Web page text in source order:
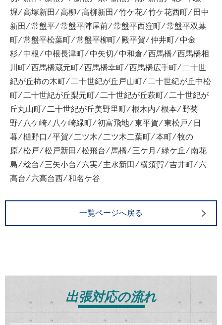
堀 ⁄ 高塚新田 ⁄ 高柳 ⁄ 高柳新田 ⁄ 竹ケ花 ⁄ 竹ケ花西町 ⁄ 田中
新田 ⁄ 常盤平 ⁄ 常盤平陣屋前 ⁄ 常盤平西窪町 ⁄ 常盤平双葉
町 ⁄ 常盤平松葉町 ⁄ 常盤平柳町 ⁄ 殿平賀 ⁄ 仲井町 ⁄ 中金
杉 ⁄ 中根 ⁄ 中根長津町 ⁄ 中矢切 ⁄ 中和倉 ⁄ 西馬橋 ⁄ 西馬橋相
川町 ⁄ 西馬橋蔵元町 ⁄ 西馬橋幸町 ⁄ 西馬橋広手町 ⁄ 二十世
紀が丘柿の木町 ⁄ 二十世紀が丘戸山町 ⁄ 二十世紀が丘中松
町 ⁄ 二十世紀が丘梨元町 ⁄ 二十世紀が丘萩町 ⁄ 二十世紀が
丘丸山町 ⁄ 二十世紀が丘美野里町 ⁄ 根木内 ⁄ 根本 ⁄ 野菊
野 ⁄ 八ケ崎 ⁄ 八ケ崎緑町 ⁄ 初富飛地 ⁄ 東平賀 ⁄ 東松戸 ⁄ 日
暮 ⁄ 樋野口 ⁄ 平賀 ⁄ 二ツ木 ⁄ 二ツ木二葉町 ⁄ 本町 ⁄ 牧の
原 ⁄ 松戸 ⁄ 松戸新田 ⁄ 松飛台 ⁄ 馬橋 ⁄ 三ケ月 ⁄ 緑ケ丘 ⁄ 南花
島 ⁄ 稔台 ⁄ 三矢小台 ⁄ 六実 ⁄ 主水新田 ⁄ 横須賀 ⁄ 吉井町 ⁄ 六
高台 ⁄ 六高台西 ⁄ 和名ケ谷
一覧ページへ戻る
出張対応の流れ